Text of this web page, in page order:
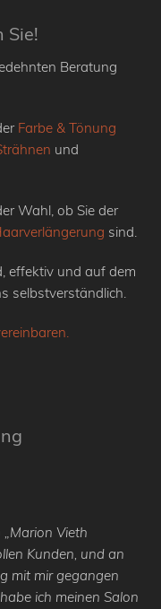
Sie!
Beratung
Farbe & Tönung
und
Wahl, ob Sie der
sind.
effektiv und auf dem
selbstverständlich.
Vieth
Kunden, und an
mit mir gegangen
ich meinen Salon